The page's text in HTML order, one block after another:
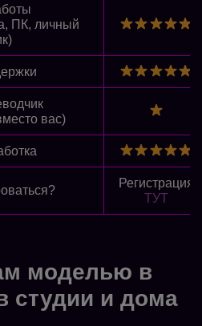
ПК, личный
вас)
Регистрация
ТУТ
моделью в
студии и дома